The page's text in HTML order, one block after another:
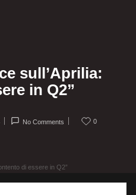
sull’Aprilia:
in Q2”
No Comments 0
di essere in Q2”